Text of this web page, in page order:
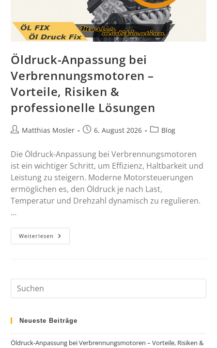
Öldruck-Anpassung bei
Verbrennungsmotoren –
Vorteile, Risiken &
professionelle Lösungen
Matthias Mosler 6. August 2026 Blog
Die Öldruck-Anpassung bei Verbrennungsmotoren
ist ein wichtiger Schritt, um Effizienz, Haltbarkeit und
Leistung zu steigern. Moderne Motorsteuerungen
ermöglichen es, den Öldruck je nach Last,
Temperatur und Drehzahl dynamisch zu regulieren.
…
Weiterlesen
Neueste Beiträge
Öldruck-Anpassung bei Verbrennungsmotoren – Vorteile, Risiken &